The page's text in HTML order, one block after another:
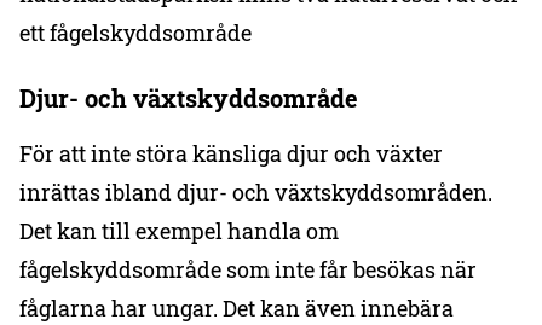
ett fågelskyddsområde
Djur- och växtskyddsområde
För att inte störa känsliga djur och växter
inrättas ibland djur- och växtskyddsområden.
Det kan till exempel handla om
fågelskyddsområde som inte får besökas när
fåglarna har ungar. Det kan även innebära